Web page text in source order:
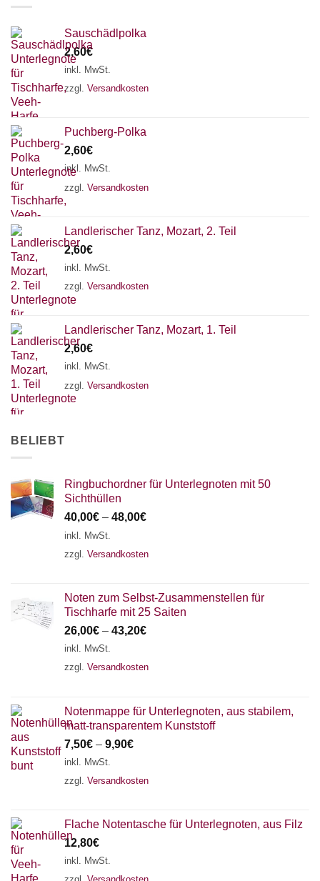
werden
Sauschädlpolka
2,60€
inkl. MwSt.
zzgl. Versandkosten
Puchberg-Polka
2,60€
inkl. MwSt.
zzgl. Versandkosten
Landlerischer Tanz, Mozart, 2. Teil
2,60€
inkl. MwSt.
zzgl. Versandkosten
Landlerischer Tanz, Mozart, 1. Teil
2,60€
inkl. MwSt.
zzgl. Versandkosten
BELIEBT
Ringbuchordner für Unterlegnoten mit 50
Sichthüllen
40,00€ – 48,00€
inkl. MwSt.
zzgl. Versandkosten
Noten zum Selbst-Zusammenstellen für
Tischharfe mit 25 Saiten
26,00€ – 43,20€
inkl. MwSt.
zzgl. Versandkosten
Notenmappe für Unterlegnoten, aus stabilem,
matt-transparentem Kunststoff
7,50€ – 9,90€
inkl. MwSt.
zzgl. Versandkosten
Flache Notentasche für Unterlegnoten, aus Filz
12,80€
inkl. MwSt.
Chat Support
18 SAITEN
AKKORDZITHER